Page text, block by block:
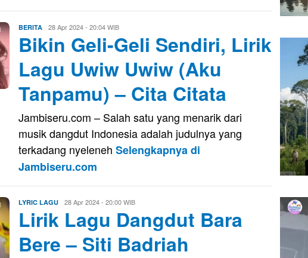
BERITA Aris
28 Apr 2024 - 20:04 WIB
Bikin Geli-Geli Sendiri, Lirik
Lagu Uwiw Uwiw (Aku
Tanpamu) – Cita Citata
Jambiseru.com – Salah satu yang menarik dari
musik dangdut Indonesia adalah judulnya yang
terkadang nyeleneh Selengkapnya di
Jambiseru.com
LYRIC LAGU Aris
28 Apr 2024 - 20:00 WIB
Lirik Lagu Dangdut Bara
Bere – Siti Badriah